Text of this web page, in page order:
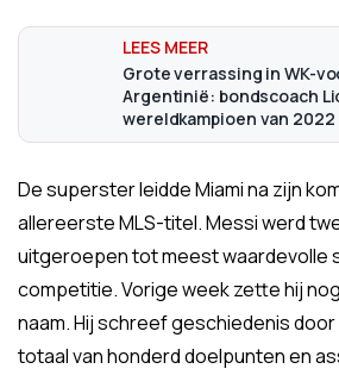
Grote verrassing in WK-
Argentinië: bondscoach
wereldkampioen van
De superster leidde Miami na zijn
allereerste MLS-titel. Messi werd
uitgeroepen tot meest waardevolle
competitie. Vorige week zette hij
naam. Hij schreef geschiedenis
totaal van honderd doelpunten en